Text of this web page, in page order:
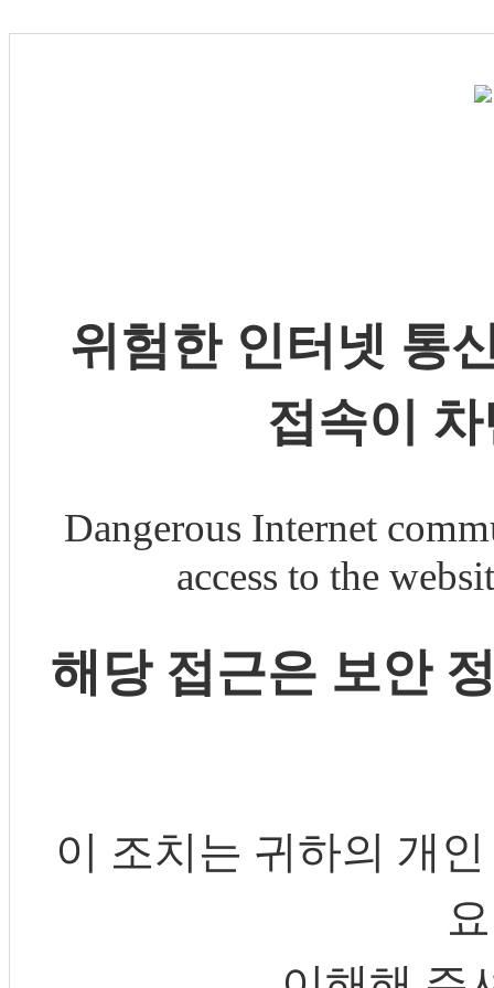
위험한 인터넷 통
접속이
Dangerous Internet
access to the
해당 접근은 보안
이 조치는 귀하의 개